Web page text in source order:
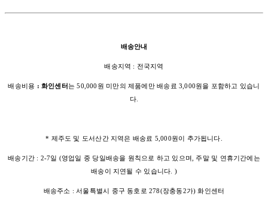
배송안내
배송지역 : 전국지역
배송비용 : 화인센터는 50,000원 미만의 제품에만 배송료 3,000원을 포함하고 있습니
다.
* 제주도 및 도서산간 지역은 배송료 5,000원이 추가됩니다.
배송기간 : 2-7일 (영업일 중 당일배송을 원칙으로 하고 있으며, 주말 및 연휴기간에는
배송이 지연될 수 있습니다. )
배송주소 : 서울특별시 중구 동호로 278(장충동2가) 화인센터